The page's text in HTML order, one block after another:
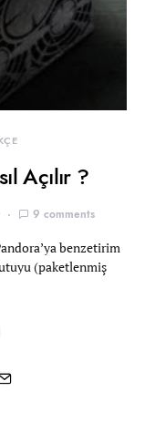
Açılır ?
9 comments
benzetirim
(paketlenmiş